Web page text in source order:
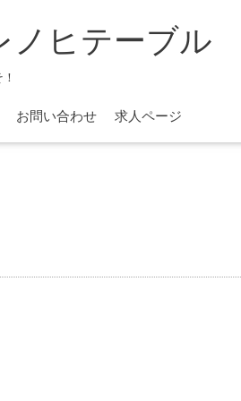
ヒテーブル
お問い合わせ 求人ページ